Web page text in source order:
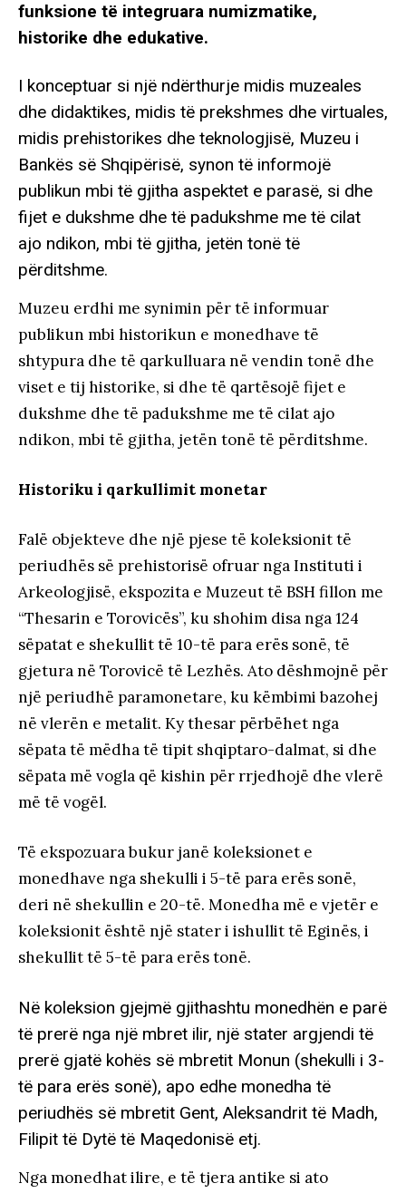
funksione të integruara numizmatike,
historike dhe edukative.
I konceptuar si një ndërthurje midis muzeales
dhe didaktikes, midis të prekshmes dhe virtuales,
midis prehistorikes dhe teknologjisë, Muzeu i
Bankës së Shqipërisë, synon të informojë
publikun mbi të gjitha aspektet e parasë, si dhe
fijet e dukshme dhe të padukshme me të cilat
ajo ndikon, mbi të gjitha, jetën tonë të
përditshme.
Muzeu erdhi me synimin për të informuar
publikun mbi historikun e monedhave të
shtypura dhe të qarkulluara në vendin tonë dhe
viset e tij historike, si dhe të qartësojë fijet e
dukshme dhe të padukshme me të cilat ajo
ndikon, mbi të gjitha, jetën tonë të përditshme.
Historiku i qarkullimit monetar
Falë objekteve dhe një pjese të koleksionit të
periudhës së prehistorisë ofruar nga Instituti i
Arkeologjisë, ekspozita e Muzeut të BSH fillon me
“Thesarin e Torovicës”, ku shohim disa nga 124
sëpatat e shekullit të 10-të para erës sonë, të
gjetura në Torovicë të Lezhës. Ato dëshmojnë për
një periudhë paramonetare, ku këmbimi bazohej
në vlerën e metalit. Ky thesar përbëhet nga
sëpata të mëdha të tipit shqiptaro-dalmat, si dhe
sëpata më vogla që kishin për rrjedhojë dhe vlerë
më të vogël.
Të ekspozuara bukur janë koleksionet e
monedhave nga shekulli i 5-të para erës sonë,
deri në shekullin e 20-të. Monedha më e vjetër e
koleksionit është një stater i ishullit të Eginës, i
shekullit të 5-të para erës tonë.
Në koleksion gjejmë gjithashtu monedhën e parë
të prerë nga një mbret ilir, një stater argjendi të
prerë gjatë kohës së mbretit Monun (shekulli i 3-
të para erës sonë), apo edhe monedha të
periudhës së mbretit Gent, Aleksandrit të Madh,
Filipit të Dytë të Maqedonisë etj.
Nga monedhat ilire, e të tjera antike si ato